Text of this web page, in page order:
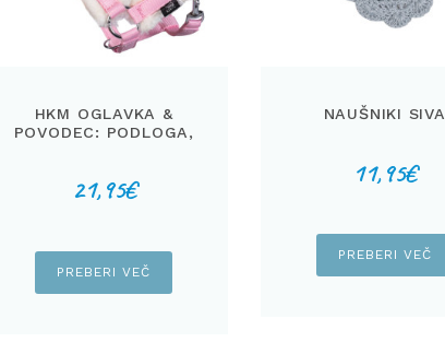
HKM OGLAVKA &
POVODEC: PODLOGA,
21,95€
PREBERI VEČ
NAUŠNIKI SIVA
11,95€
PREBERI VEČ